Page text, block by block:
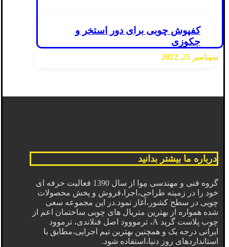
کفپوش چوبی برای دور استخر و
جکوزی
سپتامبر 25, 2022
درباره ما بیشتر بدانید
گروه فنی و مهندسی مِوا از سال 1390 فعالیت حرفه ای
خود را در زمینه طراحی،اجرا،فروش و پخش محصولات
چوبی در سطح کشور،آغاز نمود.در این مجموعه سعی
شده همواره از بهترین متریال های چوبی ساختمان اعم از
چوب پلاست گرید A، ترمووود اصل فنلاندی، ترموود
ایرانی درجه یک و همچنین بهترین تیم اجرایی،مطابق با
استانداردهای روز دنیا،استفاده شود.